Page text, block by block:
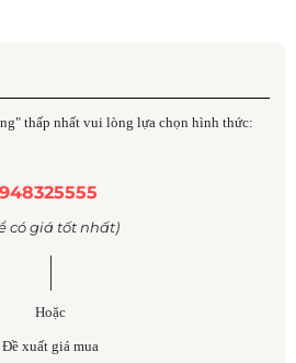
thấp nhất vui lòng lựa chọn hình thức:
có giá tốt nhất)
Hoặc
Đề xuất giá mua